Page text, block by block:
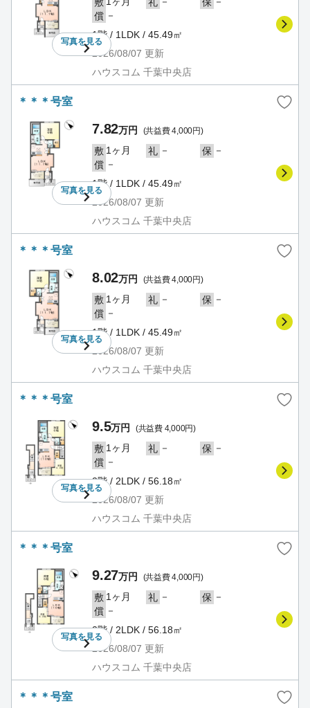
写真を見る
償 －
1階 / 1LDK / 45.49㎡
2026/08/07 更新
ハウスコム 千葉中央店
＊＊＊号室
写真を見る
7.82万円 (共益費 4,000円)
敷 1ヶ月 礼 － 保 －
償 －
1階 / 1LDK / 45.49㎡
2026/08/07 更新
ハウスコム 千葉中央店
＊＊＊号室
写真を見る
8.02万円 (共益費 4,000円)
敷 1ヶ月 礼 － 保 －
償 －
1階 / 1LDK / 45.49㎡
2026/08/07 更新
ハウスコム 千葉中央店
＊＊＊号室
写真を見る
9.5万円 (共益費 4,000円)
敷 1ヶ月 礼 － 保 －
償 －
2階 / 2LDK / 56.18㎡
2026/08/07 更新
ハウスコム 千葉中央店
＊＊＊号室
写真を見る
9.27万円 (共益費 4,000円)
敷 1ヶ月 礼 － 保 －
償 －
2階 / 2LDK / 56.18㎡
2026/08/07 更新
ハウスコム 千葉中央店
＊＊＊号室